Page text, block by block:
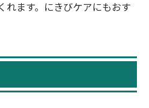
れます。にきびケアにもおす